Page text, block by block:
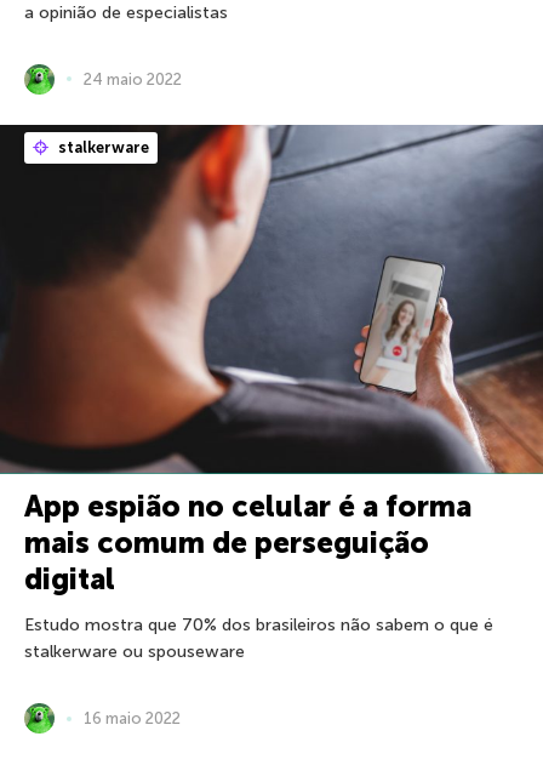
a opinião de especialistas
24 maio 2022
stalkerware
App espião no celular é a forma
mais comum de perseguição
digital
Estudo mostra que 70% dos brasileiros não sabem o que é
stalkerware ou spouseware
16 maio 2022